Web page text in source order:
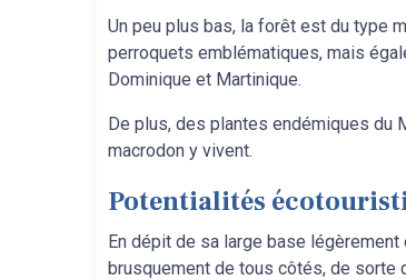
Un peu plus bas, la forêt est du type
perroquets emblématiques, mais
Dominique et Martinique.
De plus, des plantes endémiques du
macrodon y vivent.
Potentialités
En dépit de sa large base
brusquement de tous côtés, de sorte